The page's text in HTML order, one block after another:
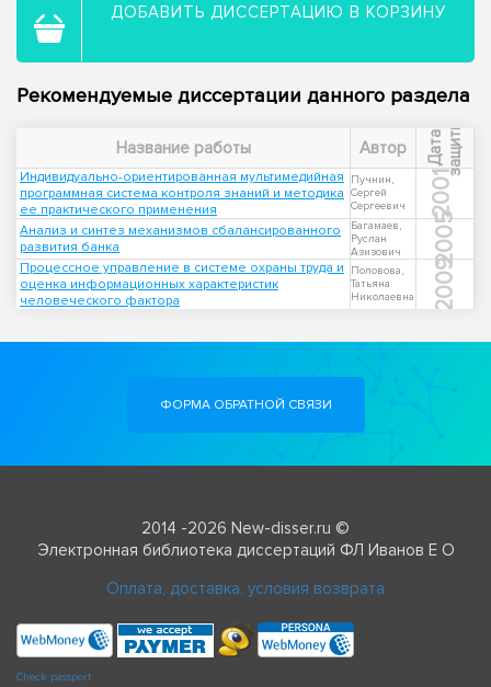
ДОБАВИТЬ ДИССЕРТАЦИЮ В КОРЗИНУ
Рекомендуемые диссертации данного раздела
Название работы Автор Д
а
т
а
з
а
щ
и
т ы
Индивидуально-ориентированная мультимедийная
программная система контроля знаний и методика
ее практического применения
Пучнин,
Сергей
Сергеевич
2001
Анализ и синтез механизмов сбалансированного
развития банка
Багамаев,
Руслан
Азизович
2005
Процессное управление в системе охраны труда и
оценка информационных характеристик
человеческого фактора
Половова,
Татьяна
Николаевна
2009
ФОРМА ОБРАТНОЙ СВЯЗИ
2014 -2026 New-disser.ru ©
Электронная библиотека диссертаций ФЛ Иванов Е О
Оплата, доставка, условия возврата
Check passport